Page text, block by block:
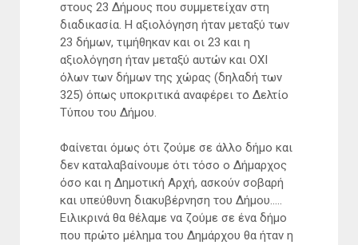
στους 23 Δήμους που συμμετείχαν στη
διαδικασία. Η αξιολόγηση ήταν μεταξύ των
23 δήμων, τιμήθηκαν και οι 23 και η
αξιολόγηση ήταν μεταξύ αυτών και ΟΧΙ
όλων των δήμων της χώρας (δηλαδή των
325) όπως υποκριτικά αναφέρει το Δελτίο
Τύπου του Δήμου.
Φαίνεται όμως ότι ζούμε σε άλλο δήμο και
δεν καταλαβαίνουμε ότι τόσο ο Δήμαρχος
όσο και η Δημοτική Αρχή, ασκούν σοβαρή
και υπεύθυνη διακυβέρνηση του Δήμου…..
Ειλικρινά θα θέλαμε να ζούμε σε ένα δήμο
που πρώτο μέλημα του Δημάρχου θα ήταν η